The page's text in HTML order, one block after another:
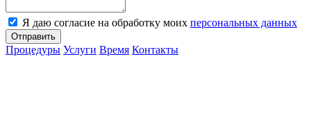
Я даю согласие на обработку моих персональных данных
Отправить
Процедуры Услуги Время Контакты